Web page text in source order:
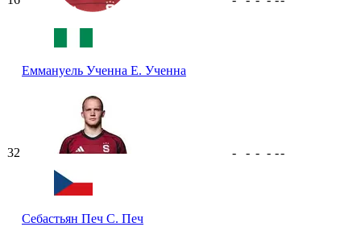
Еммануель Ученна Е. Ученна
32
Себастьян Печ С. Печ
- - - - --